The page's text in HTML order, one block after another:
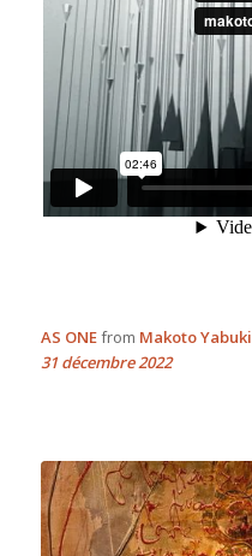
AS ONEfrom Makoto Yabuki
31 décembre 2022